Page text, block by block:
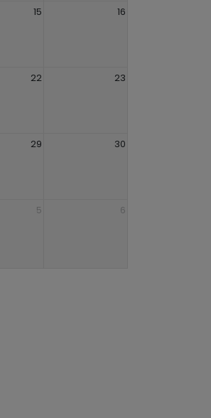
15 16
22 23
29 30
5 6